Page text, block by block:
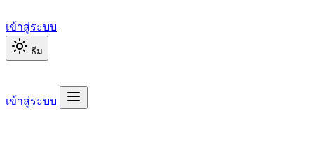
เข้าสู่ระบบ
ธีม
เข้าสู่ระบบ